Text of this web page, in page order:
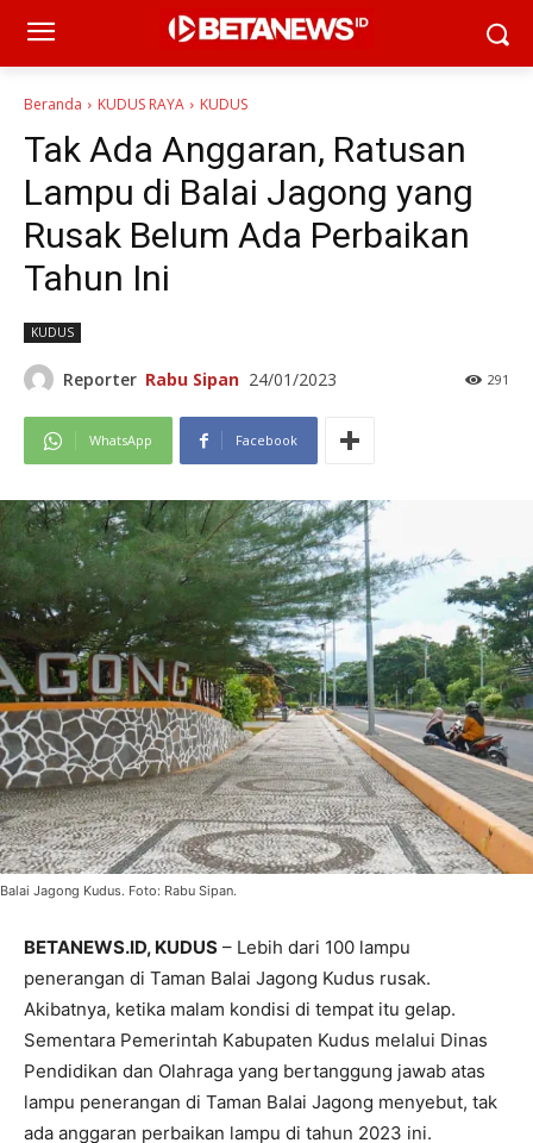
Beranda KUDUS RAYA KUDUS
Tak Ada Anggaran, Ratusan
Lampu di Balai Jagong yang
Rusak Belum Ada Perbaikan
Tahun Ini
KUDUS
Reporter Rabu Sipan 24/01/2023 291
WhatsApp Facebook
Balai Jagong Kudus. Foto: Rabu Sipan.
BETANEWS.ID, KUDUS – Lebih dari 100 lampu
penerangan di Taman Balai Jagong Kudus rusak.
Akibatnya, ketika malam kondisi di tempat itu gelap.
Sementara Pemerintah Kabupaten Kudus melalui Dinas
Pendidikan dan Olahraga yang bertanggung jawab atas
lampu penerangan di Taman Balai Jagong menyebut, tak
ada anggaran perbaikan lampu di tahun 2023 ini.